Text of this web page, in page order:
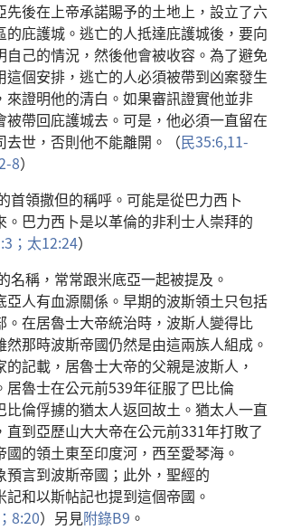
先後在上帝承諾賜予的土地上 ， 設立了六
的庇護城 。 逃亡的人抵達庇護城後 ， 要向
自己的情況 ， 然後他會被收容 。 為了避免
這個安排 ， 逃亡的人必須被帶到凶案發生
來證明他的清白 。 如果審訊證實他並非
被帶回庇護城去 。 可是 ， 他必須一直留在
去世 ， 否則他不能離開 。（民35:6,11-
8）
首領撒但的稱呼 。 可能是從巴力西卜
。 巴力西卜是以革倫的非利士人崇拜的
； 太12:24）
名稱 ， 常常跟米底亞一起被提及 。
亞人有血源關係 。 早期的波斯領土只包括
。 在居魯士大帝統治時 ， 波斯人變得比
然那時波斯帝國仍然是由這兩族人組成 。
的記載 ， 居魯士大帝的父親是波斯人 ，
居魯士在公元前539年征服了巴比倫
比倫俘擄的猶太人返回故土 。 猶太人一直
直到亞歷山大大帝在公元前331年打敗了
國的領土東至印度河 ， 西至愛琴海 。
預言到波斯帝國 ； 此外 ， 聖經的
記和以斯帖記也提到這個帝國 。
8:20） 另 見附錄B9 。